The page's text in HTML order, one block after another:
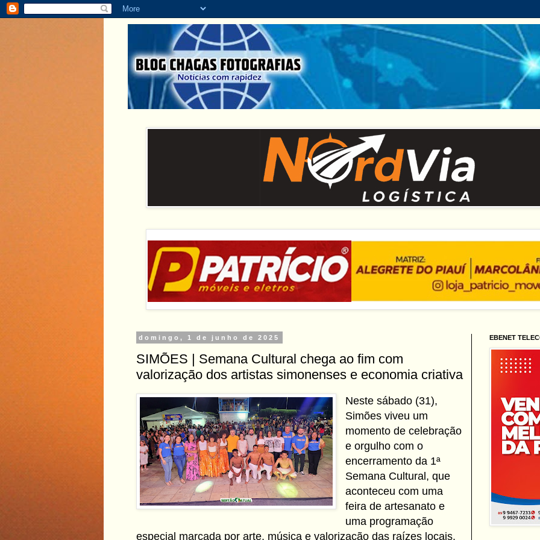
domingo, 1 de junho de 2025
SIMÕES | Semana Cultural chega ao fim com
valorização dos artistas simonenses e economia criativa
Neste sábado (31),
Simões viveu um
momento de celebração
e orgulho com o
encerramento da 1ª
Semana Cultural, que
aconteceu com uma
feira de artesanato e
uma programação
especial marcada por arte, música e valorização das raízes locais.
EBENET